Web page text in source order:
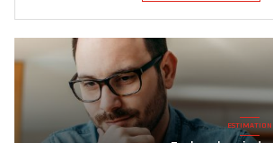
ALERTE E-MAIL
Nos biens directement